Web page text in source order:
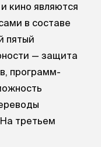
кино являются
в составе
пятый
— защита
программ-
третьем